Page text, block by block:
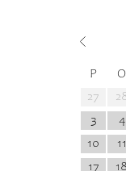
P O
27
3
4
10
11
17
18